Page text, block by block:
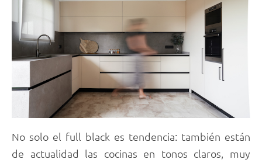
No solo el full black es tendencia: también están
de actualidad las cocinas en tonos claros, muy